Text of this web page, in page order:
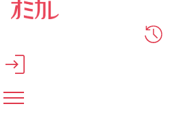
メインコンテンツへスキップ